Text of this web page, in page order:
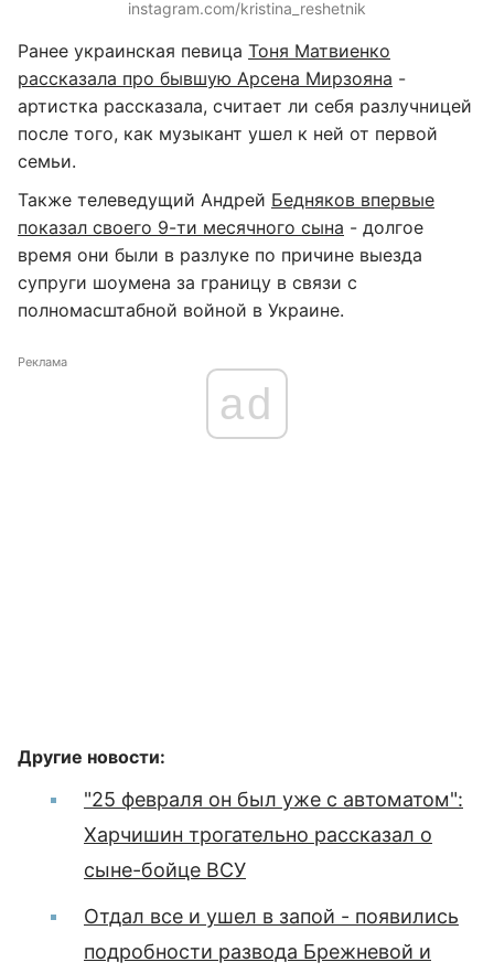
instagram.com/kristina_reshetnik
Ранее украинская певица Тоня Матвиенко
рассказала про бывшую Арсена Мирзояна -
артистка рассказала, считает ли себя разлучницей
после того, как музыкант ушел к ней от первой
семьи.
Также телеведущий Андрей Бедняков впервые
показал своего 9-ти месячного сына - долгое
время они были в разлуке по причине выезда
супруги шоумена за границу в связи с
полномасштабной войной в Украине.
Реклама
ad
Другие новости:
"25 февраля он был уже с автоматом":
Харчишин трогательно рассказал о
сыне-бойце ВСУ
Отдал все и ушел в запой - появились
подробности развода Брежневой и